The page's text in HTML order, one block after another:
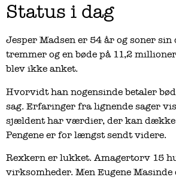
Status i dag
Jesper Madsen er 54 år og soner sin
tremmer og en bøde på 11,2
blev ikke anket.
Hvorvidt han nogensinde betaler
sag. Erfaringer fra lignende sager
sjældent har værdier, der kan dække
Pengene er for længst sendt videre.
Rexkern er lukket. Amagertorv 15
virksomheder. Men Eugene